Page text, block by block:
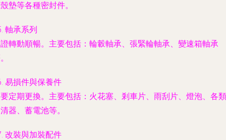
墊等各種密封件。
軸承系列
轉動順暢。主要包括：輪轂軸承、張緊輪軸承、變速箱軸承
易損件與保養件
定期更換。主要包括：火花塞、剎車片、雨刮片、燈泡、各類
器、蓄電池等。
改裝與加裝配件